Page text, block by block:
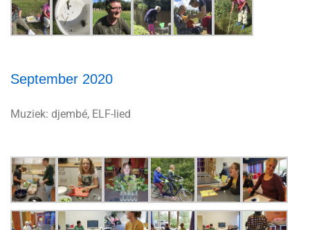
September 2020
Muziek: djembé, ELF-lied